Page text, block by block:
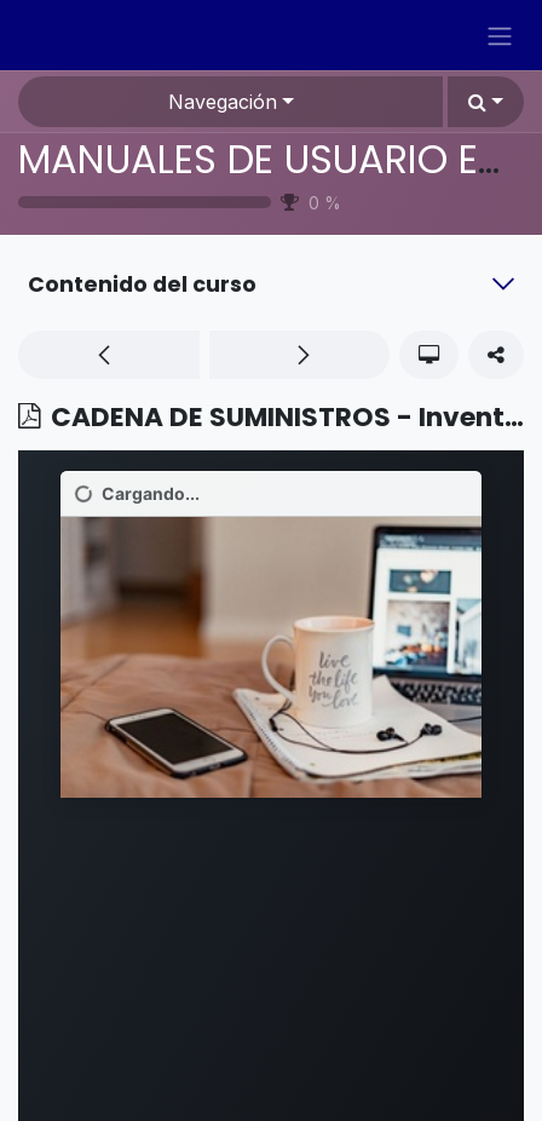
Navegación
MANUALES DE USUARIO EN ESPAÑOL ODOO 19
0 %
Contenido del curso
CADENA DE SUMINISTROS - Inventario - Lógica justo a tiempo (o just-in-time)